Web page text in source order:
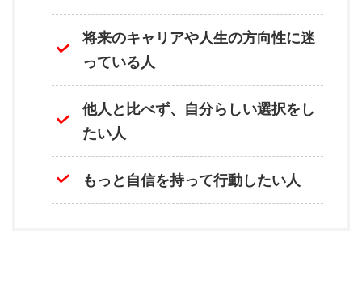
将来のキャリアや人生の方向性に迷
っている人
他人と比べず、自分らしい選択をし
たい人
もっと自信を持って行動したい人